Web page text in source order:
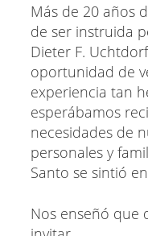
Más de 20 años
de ser instruida
Dieter F.
oportunidad de
experiencia tan
esperábamos
necesidades de
personales y
Santo se sintió
Nos enseñó que